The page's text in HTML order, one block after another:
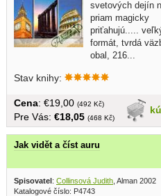
svetových dejín
priam magicky
priťahujú.....
formát, tvrdá
obal, 216...
Stav knihy:
Cena: €19,00 (492 Kč)
Pre Vás: €18,05 (468 Kč)
Jak vidět a číst auru
Spisovatel: Collinsová Judith , Alman 2002
Katalogové číslo: P4743